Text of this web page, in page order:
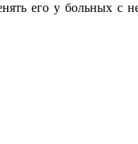
его у больных